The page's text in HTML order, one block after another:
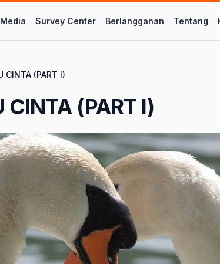
Survey Center Berlangganan Tentang
CINTA (PART I)
CINTA (PART I)